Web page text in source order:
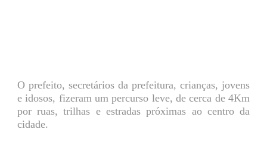
O prefeito, secretários da prefeitura, crianças, jovens
e idosos, fizeram um percurso leve, de cerca de 4Km
por ruas, trilhas e estradas próximas ao centro da
cidade.